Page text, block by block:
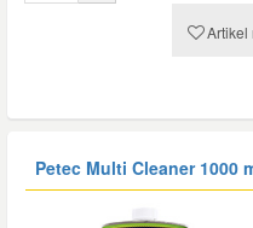
Artikel
Petec Multi Cleaner 1000